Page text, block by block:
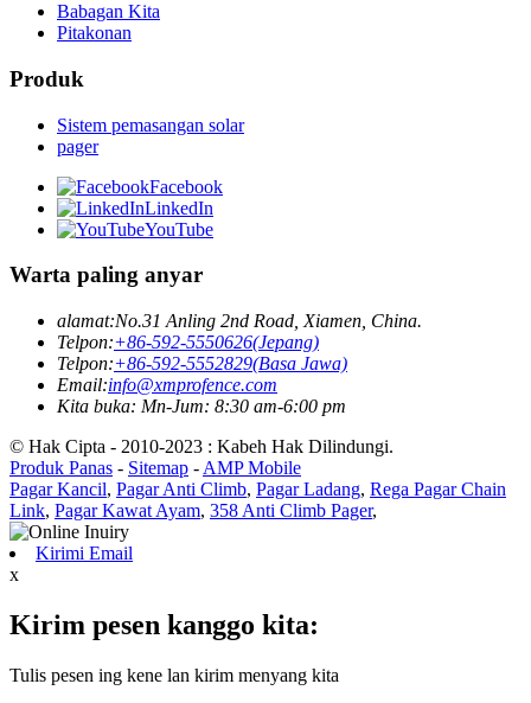
Babagan Kita
Pitakonan
Produk
Sistem pemasangan solar
pager
Facebook
LinkedIn
YouTube
Warta paling anyar
alamat:No.31 Anling 2nd Road, Xiamen, China.
Telpon:+86-592-5550626(Jepang)
Telpon:+86-592-5552829(Basa Jawa)
Email:info@xmprofence.com
Kita buka: Mn-Jum: 8:30 am-6:00 pm
© Hak Cipta - 2010-2023 : Kabeh Hak Dilindungi.
Produk Panas - Sitemap - AMP Mobile
Pagar Kancil, Pagar Anti Climb, Pagar Ladang, Rega Pagar Chain
Link, Pagar Kawat Ayam, 358 Anti Climb Pager,
Kirimi Email
x
Kirim pesen kanggo kita:
Tulis pesen ing kene lan kirim menyang kita